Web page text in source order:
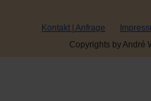
Kontakt | Anfrage
Copyrights by André